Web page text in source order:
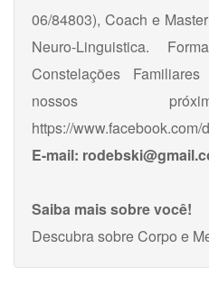
06/84803), Coach e
Neuro-Linguistica.
Constelações
nossos
https://www.facebook.com/
E-mail:
Saiba mais sobre você!
Descubra sobre Corpo e